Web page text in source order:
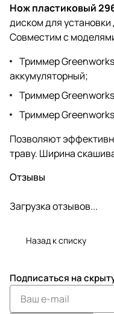
Нож пластиковый
диском для
Совместим с
Триммер
аккумуляторный;
Триммер
Триммер
Позволяют
траву. Ширина
Отзывы
Загрузка отзывов...
Назад к списку
Подписаться на